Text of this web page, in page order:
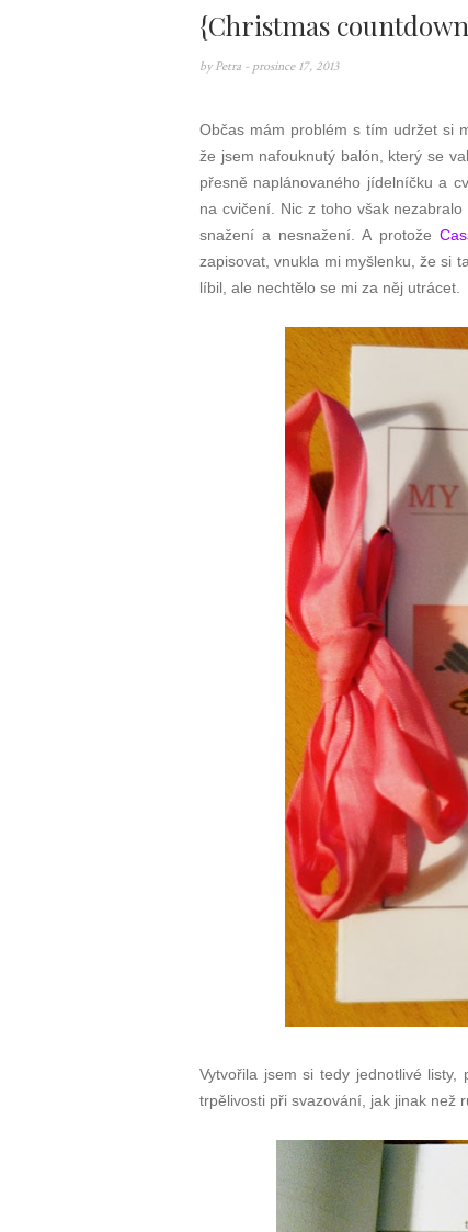
{Christmas
by Petra - prosince 17, 2013
Občas mám problém s tím udržet si
že jsem nafouknutý balón, který se
přesně naplánovaného jídelníčku a
na cvičení. Nic z toho však
snažení a nesnažení. A protože
zapisovat, vnukla mi myšlenku, že si
líbil, ale nechtělo se mi za něj utrácet.
Vytvořila jsem si tedy jednotlivé
trpělivosti při svazování, jak jinak než